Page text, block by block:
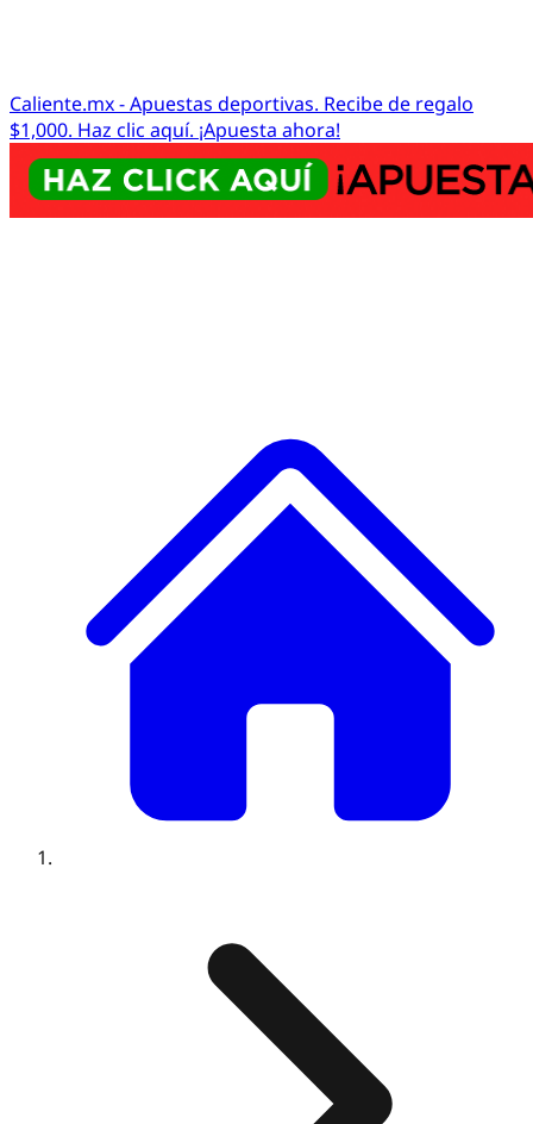
Caliente.mx - Apuestas deportivas. Recibe de regalo
$1,000. Haz clic aquí. ¡Apuesta ahora!